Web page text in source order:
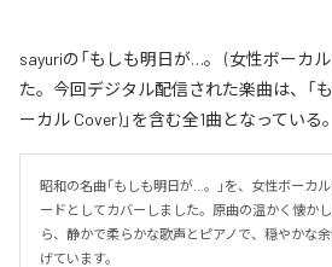
sayuriの「もしも明日が…。 (女性ボーカ
た。今回デジタル配信された楽曲は、「
ーカル Cover)」を含む全1曲となっている。
昭和の名曲「もしも明日が…。」を、女性ボーカ
ードとしてカバーしました。原曲の温かく懐か
ら、静かで柔らかな歌声とピアノで、穏やかな
げています。